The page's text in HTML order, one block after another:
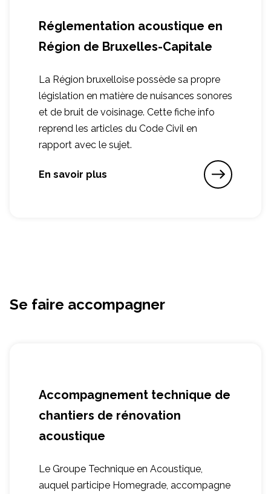
Réglementation acoustique en
Région de Bruxelles-Capitale
La Région bruxelloise possède sa propre
législation en matière de nuisances sonores
et de bruit de voisinage. Cette fiche info
reprend les articles du Code Civil en
rapport avec le sujet.
En savoir plus
Se faire accompagner
Accompagnement technique de
chantiers de rénovation
acoustique
Le Groupe Technique en Acoustique,
auquel participe Homegrade, accompagne